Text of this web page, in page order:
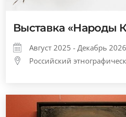
Выставка «Народы
Август 2025 - Декабрь 2026
Российский